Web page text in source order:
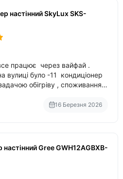
настінний SkyLux SKS-
працює через вайфай .
вулиці було -11 кондиціонер
обігріву , споживання
16 Березня 2026
настінний Gree GWH12AGBXB-